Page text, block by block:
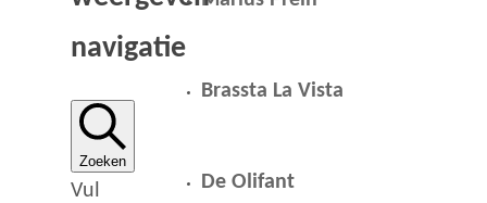
navigatie
Zoeken
Vul
Brassta La Vista
De Olifant